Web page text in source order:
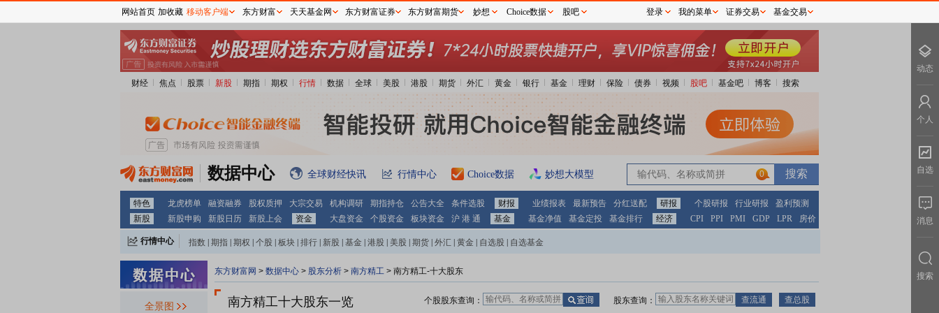
财经 焦点 股票 新股 期指 期权 行情 数据 全球 美股 港股 期货 外汇 黄金 银行 基金 理财 保险 债券 视频 股吧 基金吧 博客 搜索
数据中心 全球财经快讯 行情中心 Choice数据 妙想大模型 0
特色 龙虎榜单 融资融券 股权质押 大宗交易 机构调研 期指持仓 公告大全 条件选股 财报 业绩报表 最新预告 分红送配 研报 个股研报 行业研报
盈利预测
新股
新股申购 新股日历 新股上会 资金 大盘资金 个股资金 板块资金 沪 港 通 基金 基金净值 基金定投 基金排行 经济 CPI PPI PMI GDP LPR 房价
行情中心 指数 期指 期权 个股 板块 排行 新股 基金 港股 美股 期货 外汇 黄金 自选股 自选基金
全景图
东方财富网 > 数据中心 > 股东分析 > 南方精工 > 南方精工-十大股东
南方精工十大股东一览 股东查询：
个股股东查询：
网站首页 加收藏 移动客户端 东方财富 天天基金网 东方财富证券 东方财富期货 妙想 Choice数据 股吧 登录 我的菜单 证券交易 基金交易
动态
个人
自选
消息
搜索